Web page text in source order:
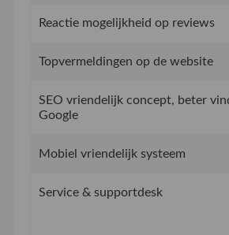
Reactie mogelijkheid op reviews
Topvermeldingen op de website
SEO vriendelijk concept, beter
Google
Mobiel vriendelijk systeem
Service & supportdesk